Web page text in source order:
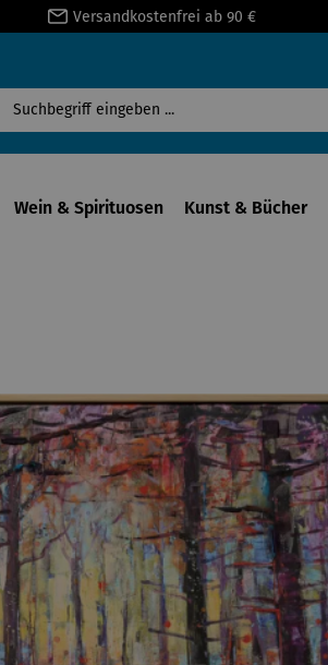
Versandkostenfrei ab 90 €
Wein & Spirituosen Kunst & Bücher